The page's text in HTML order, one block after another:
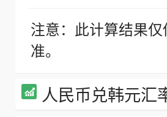
注意：此计算结果
准。
人民币兑韩元汇